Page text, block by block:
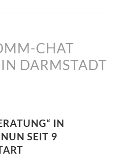
CHAT
DARMSTADT
IN
SEIT 9